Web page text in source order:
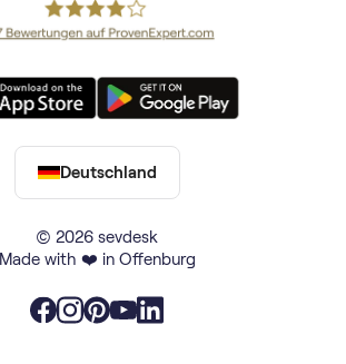
© 2026 sevdesk
Made with ❤️ in Offenburg
Deutschland